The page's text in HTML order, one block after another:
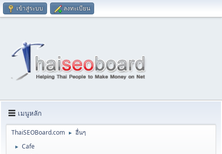
เข้าสู่ระบบ ลงทะเบียน
เมนูหลัก
ThaiSEOBoard.com ► อื่นๆ
►
Cafe